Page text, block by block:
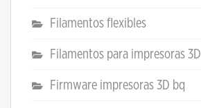
Filamentos flexibles
Filamentos para impresoras 3D
Firmware impresoras 3D bq